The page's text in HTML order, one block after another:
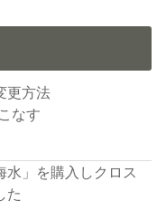
更方法
なす
水」を購入しクロス
た